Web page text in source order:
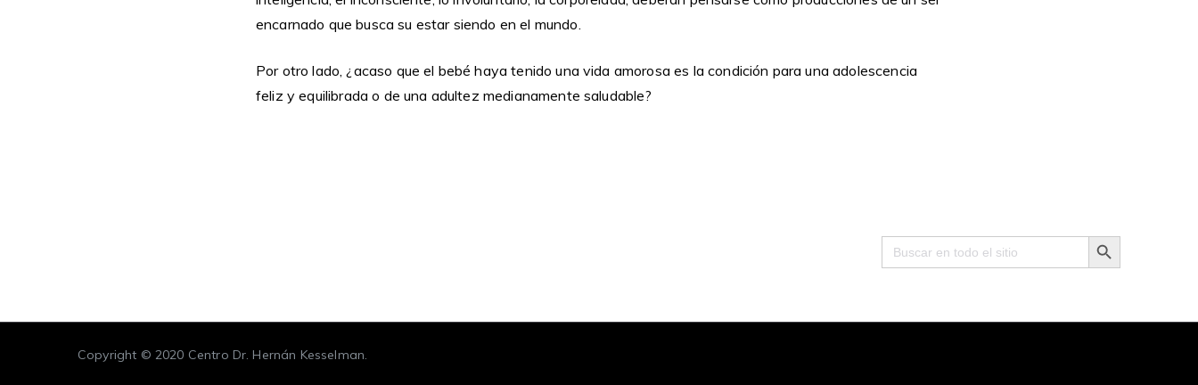
encarnado que busca su estar siendo en el mundo.
Por otro lado, ¿acaso que el bebé haya tenido una vida amorosa es la condición para una adolescencia
feliz y equilibrada o de una adultez medianamente saludable?
Search
for:
Search Button
Copyright © 2020 Centro Dr. Hernán Kesselman.